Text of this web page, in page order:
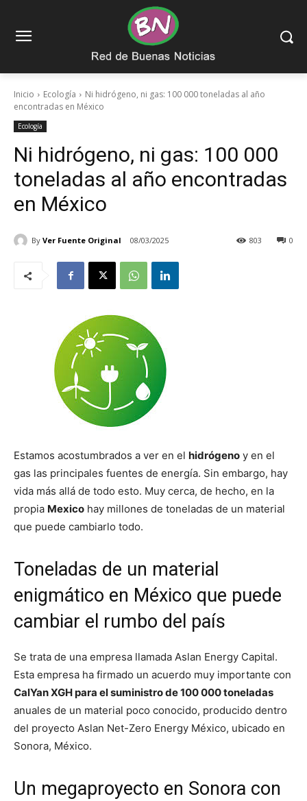
Inicio Ecología
Ni hidrógeno, ni gas: 100 000 toneladas al año
encontradas en México
Ecología
Ni hidrógeno, ni gas: 100 000
toneladas al año encontradas
en México
By Ver Fuente Original 08/03/2025 0
803
Estamos acostumbrados a ver en el hidrógeno y en el
gas las principales fuentes de energía. Sin embargo, hay
vida más allá de todo esto. Muy cerca, de hecho, en la
propia Mexico hay millones de toneladas de un material
que puede cambiarlo todo.
Toneladas de un material
enigmático en México que puede
cambiar el rumbo del país
Se trata de una empresa llamada Aslan Energy Capital.
Esta empresa ha firmado un acuerdo muy importante con
CalYan XGH para el suministro de 100 000 toneladas
anuales de un material poco conocido, producido dentro
del proyecto Aslan Net-Zero Energy México, ubicado en
Sonora, México.
Un megaproyecto en Sonora con